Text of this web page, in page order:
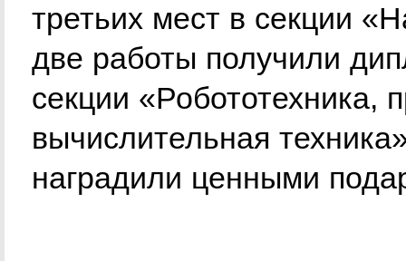
третьих мест в секции
две работы получили
секции «Робототехника,
вычислительная
наградили ценными